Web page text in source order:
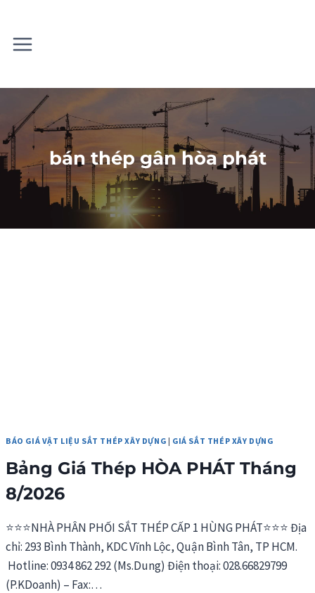
content
bán thép gân hòa phát
BÁO GIÁ VẬT LIỆU SẮT THÉP XÂY DỰNG | GIÁ SẮT THÉP XÂY DỰNG
Bảng Giá Thép HÒA PHÁT Tháng
8/2026
⭐⭐⭐NHÀ PHÂN PHỐI SẮT THÉP CẤP 1 HÙNG PHÁT⭐⭐⭐ Địa
chỉ: 293 Bình Thành, KDC Vĩnh Lộc, Quận Bình Tân, TP HCM.
Hotline: 0934 862 292 (Ms.Dung) Điện thoại: 028.66829799
(P.KDoanh) – Fax:…